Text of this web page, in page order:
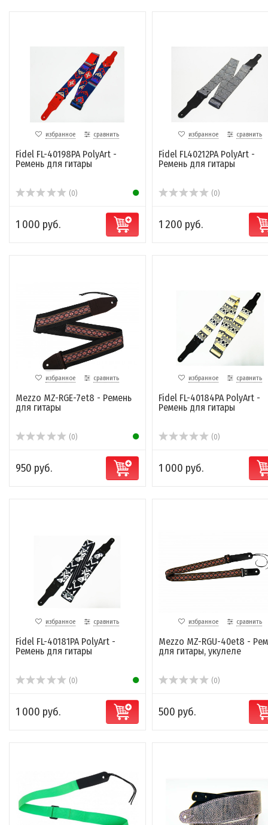
избранное сравнить
Fidel FL-40198PA PolyArt -
Ремень для гитары
(0)
1 000 руб.
избранное сравнить
Fidel FL40212PA PolyArt -
Ремень для гитары
(0)
1 200 руб.
избранное сравнить
Mezzo MZ-RGE-7et8 - Ремень
для гитары
(0)
950 руб.
избранное сравнить
Fidel FL-40184PA PolyArt -
Ремень для гитары
(0)
1 000 руб.
избранное сравнить
Fidel FL-40181PA PolyArt -
Ремень для гитары
(0)
1 000 руб.
избранное сравнить
Mezzo MZ-RGU-40et8 -
для гитары, укулеле
(0)
500 руб.